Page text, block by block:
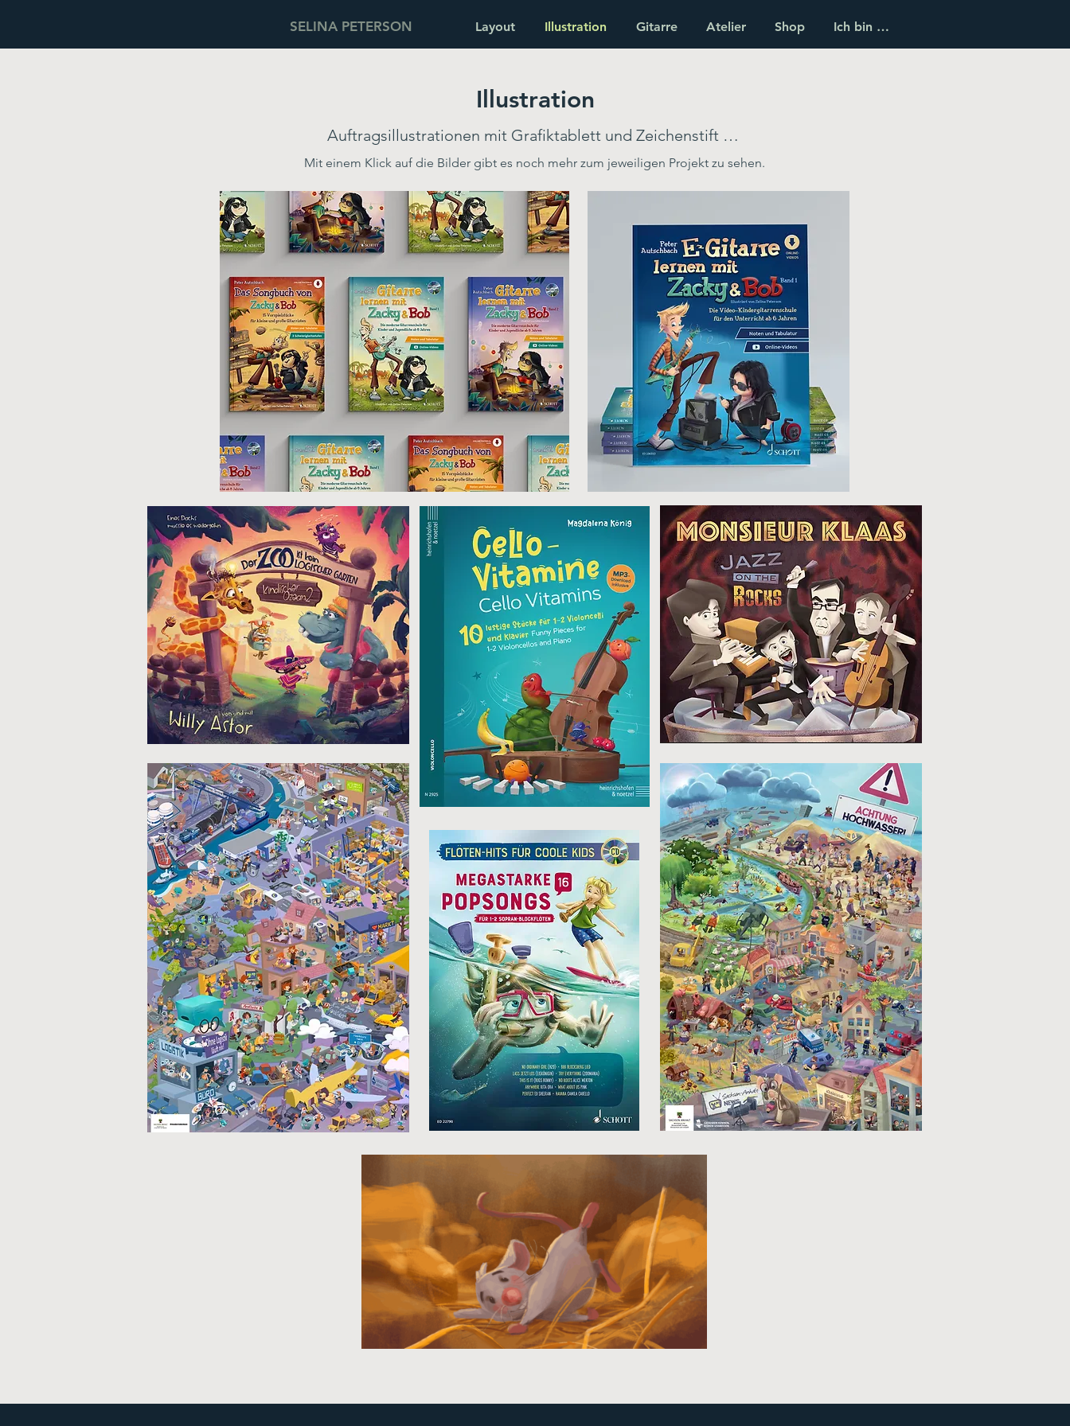
SELINA PETERSON Layout Illustration Gitarre Atelier Shop Ich bin …
Illustration
Auftragsillustrationen mit Grafiktablett und Zeichenstift …
Mit einem Klick auf die Bilder gibt es noch mehr zum jeweiligen Projekt zu sehen.